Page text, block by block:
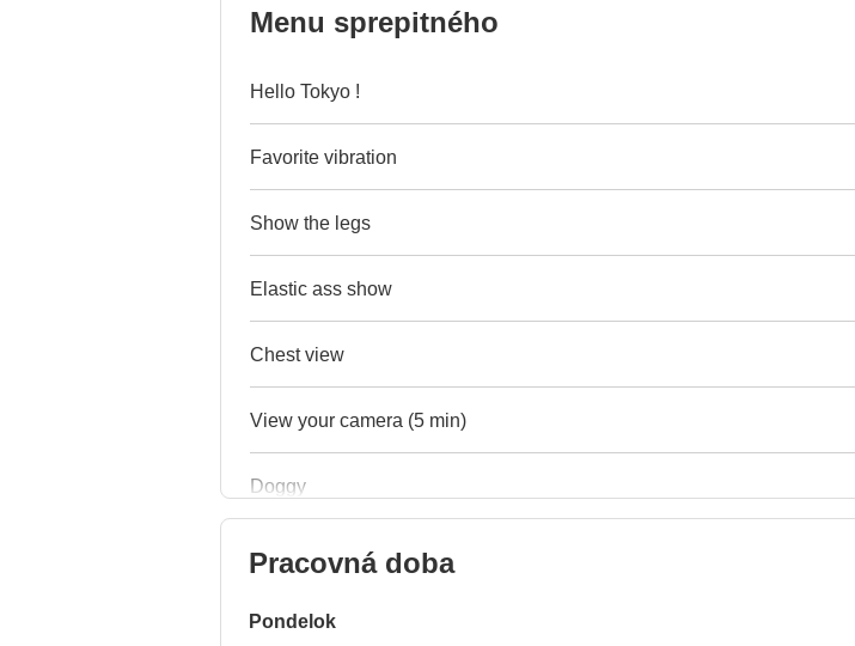
Menu sprepitného
Hello Tokyo !
Favorite vibration
Show the legs
Elastic ass show
Chest view
View your camera (5 min)
Doggy
Pracovná doba
Pondelok